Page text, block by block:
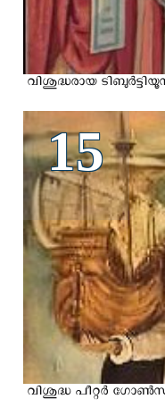
വിശുദ്ധരായ
15
വിശുദ്ധ പീറ്റര്‍